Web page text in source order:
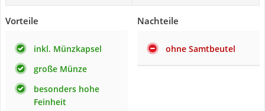
Vorteile
inkl. Münzkapsel
große Münze
besonders hohe
Feinheit
Nachteile
ohne Samtbeutel